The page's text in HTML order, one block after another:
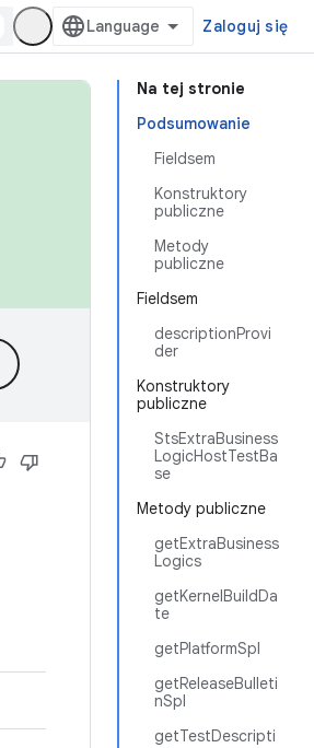
Zaloguj się
Na tej stronie
Podsumowanie
Fieldsem
Konstruktory
publiczne
Metody
publiczne
Fieldsem
descriptionProvi
der
Konstruktory
publiczne
StsExtraBusiness
LogicHostTestBa
se
Metody publiczne
getExtraBusiness
Logics
getKernelBuildDa
te
getPlatformSpl
getReleaseBulleti
nSpl
getTestDescripti